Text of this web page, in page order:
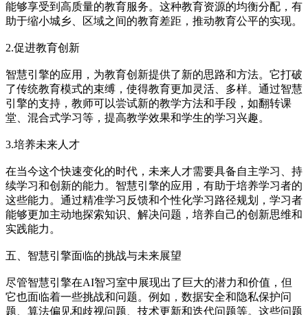
能够享受到高质量的教育服务。这种教育资源的均衡分配，有
助于缩小城乡、区域之间的教育差距，推动教育公平的实现。
2.促进教育创新
智慧引擎的应用，为教育创新提供了新的思路和方法。它打破
了传统教育模式的束缚，使得教育更加灵活、多样。通过智慧
引擎的支持，教师可以尝试新的教学方法和手段，如翻转课
堂、混合式学习等，提高教学效果和学生的学习兴趣。
3.培养未来人才
在当今这个快速变化的时代，未来人才需要具备自主学习、持
续学习和创新的能力。智慧引擎的应用，有助于培养学习者的
这些能力。通过精准学习反馈和个性化学习路径规划，学习者
能够更加主动地探索知识、解决问题，培养自己的创新思维和
实践能力。
五、智慧引擎面临的挑战与未来展望
尽管智慧引擎在AI智习室中展现出了巨大的潜力和价值，但
它也面临着一些挑战和问题。例如，数据安全和隐私保护问
题、算法偏见和歧视问题、技术更新和迭代问题等。这些问题